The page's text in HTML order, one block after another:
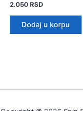
2.050RSD
Dodaj u korpu
Copyright © 2026 Spin